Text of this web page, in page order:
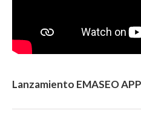
Lanzamiento EMASEO